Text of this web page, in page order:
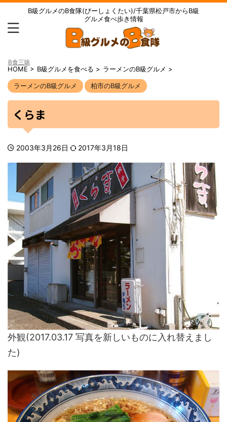
B級グルメのB食隊(びーしょくたい)/千葉県松戸市からB級
グルメ食べ歩き情報
HOME > B級グルメを食べる > ラーメンのB級グルメ >
ラーメンのB級グルメ 柏市のB級グルメ
くらま
2003年3月26日 2017年3月18日
外観(2017.03.17 写真を新しいものに入れ替えまし
た)
B食三昧